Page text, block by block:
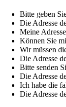
Bitte geben
Die Adresse
Meine
Können Sie
Wir müssen
Die Adresse
Bitte senden
Die Adresse
Ich habe die
Die Adresse